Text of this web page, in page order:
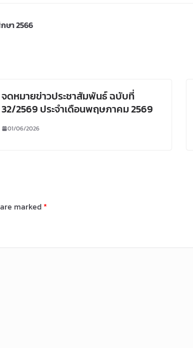
ษา 2566
จดหมายข่าวประชาสัมพันธ์ ฉบับที่
32/2569 ประจำเดือนพฤษภาคม 2569
01/06/2026
marked *